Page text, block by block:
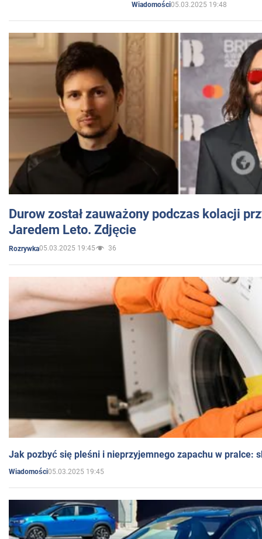
Wiadomości05.03.2025 19:48
Durow został zauważony podczas kolacji
Jaredem Leto. Zdjęcie
Rozrywka05.03.2025 19:45 36
Jak pozbyć się pleśni i nieprzyjemnego zapachu w pralce:
Wiadomości05.03.2025 19:45